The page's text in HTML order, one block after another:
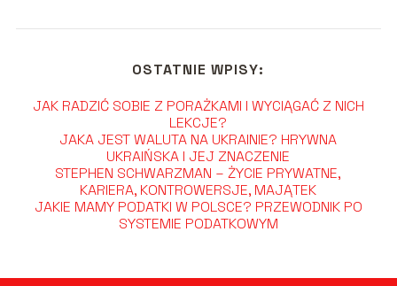
OSTATNIE WPISY:
JAK RADZIĆ SOBIE Z PORAŻKAMI I WYCIĄGAĆ Z NICH
LEKCJE?
JAKA JEST WALUTA NA UKRAINIE? HRYWNA
UKRAIŃSKA I JEJ ZNACZENIE
STEPHEN SCHWARZMAN – ŻYCIE PRYWATNE,
KARIERA, KONTROWERSJE, MAJĄTEK
JAKIE MAMY PODATKI W POLSCE? PRZEWODNIK PO
SYSTEMIE PODATKOWYM